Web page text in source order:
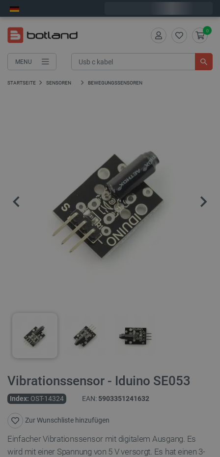
MENU
0
STARTSEITE SENSOREN BEWEGUNGSSENSOREN
Vibrationssensor - Iduino SE053
Index: OST-14324 EAN: 5903351241632
Zur Wunschliste hinzufügen
Einfacher Vibrationssensor mit digitalem Ausgang. Es
wird mit einer Spannung von 5 V versorgt. Es hat einen 3-